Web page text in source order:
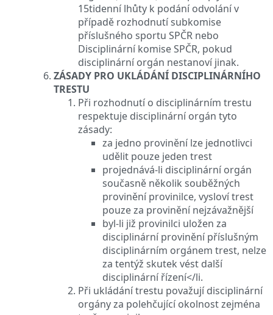
15tidenní lhůty k podání odvolání v
případě rozhodnutí subkomise
příslušného sportu SPČR nebo
Disciplinární komise SPČR, pokud
disciplinární orgán nestanoví jinak.
ZÁSADY PRO UKLÁDÁNÍ DISCIPLINÁRNÍHO
TRESTU
Při rozhodnutí o disciplinárním trestu
respektuje disciplinární orgán tyto
zásady:
za jedno provinění lze jednotlivci
udělit pouze jeden trest
projednává-li disciplinární orgán
současně několik souběžných
provinění provinilce, vysloví trest
pouze za provinění nejzávažnější
byl-li již provinilci uložen za
disciplinární provinění příslušným
disciplinárním orgánem trest, nelze
za tentýž skutek vést další
disciplinární řízení</li.
Při ukládání trestu považují disciplinární
orgány za polehčující okolnost zejména